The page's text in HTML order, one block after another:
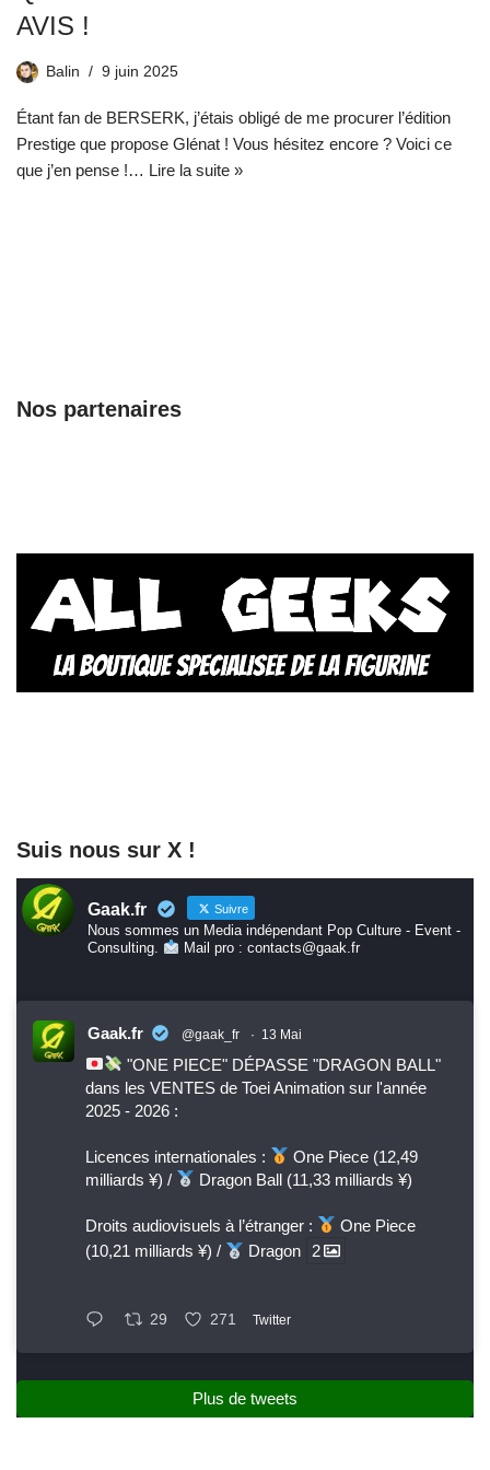
AVIS !
Balin 9 juin 2025
Étant fan de BERSERK, j’étais obligé de me procurer l’édition
Prestige que propose Glénat ! Vous hésitez encore ? Voici ce
que j’en pense !… Lire la suite »
Nos partenaires
Suis nous sur X !
Gaak.fr Suivre
Nous sommes un Media indépendant Pop Culture - Event -
Consulting.
Mail pro : contacts@gaak.fr
Gaak.fr @gaak_fr · 13 Mai
"ONE PIECE" DÉPASSE "DRAGON BALL"
dans les VENTES de Toei Animation sur l'année
2025 - 2026 :
Licences internationales :
One Piece (12,49
milliards ¥) /
Dragon Ball (11,33 milliards ¥)
Droits audiovisuels à l’étranger :
One Piece
(10,21 milliards ¥) /
Dragon 2
29 271 Twitter
Plus de tweets